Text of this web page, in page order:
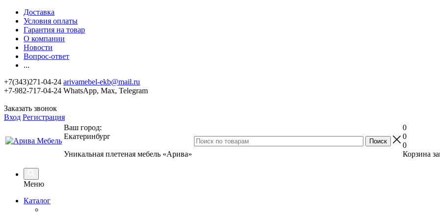
Доставка
Условия оплаты
Гарантия на товар
О компании
Новости
Вопрос-ответ
...
+7(343)271-04-24 arivamebel-ekb@mail.ru
+7-982-717-04-24 WhatsApp, Max, Telegram
Заказать звонок
Вход Регистрация
Ваш город:
Екатеринбург
Уникальная плетеная мебель «Арива»
0
0
0
Корзина
Меню
Каталог